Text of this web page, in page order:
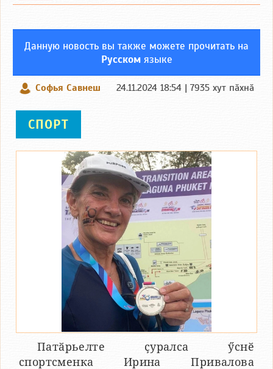
Данную новость вы также можете прочитать на
Русскомязыке
Софья Савнеш 24.11.2024 18:54 | 7935 хут пӑхнӑ
СПОРТ
Патӑрьелте ҫуралса ӳснӗ
спортсменка Ирина Привалова